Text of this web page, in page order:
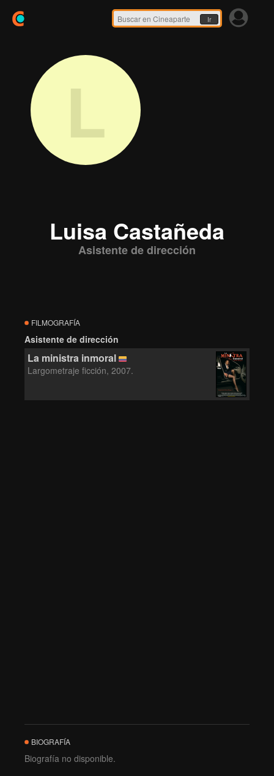
Ir
L
Luisa Castañeda
Asistente de dirección
FILMOGRAFÍA
Asistente de dirección
La ministra inmoral
Largometraje ficción, 2007.
BIOGRAFÍA
Biografía no disponible.